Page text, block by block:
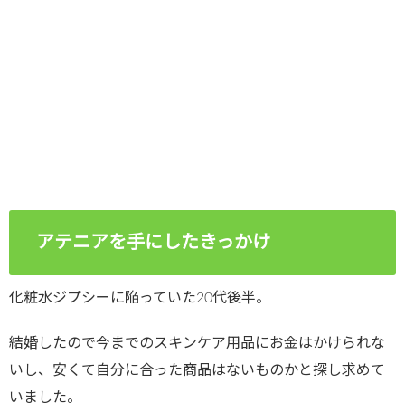
アテニアを手にしたきっかけ
化粧水ジプシーに陥っていた20代後半。
結婚したので今までのスキンケア用品にお金はかけられな
いし、安くて自分に合った商品はないものかと探し求めて
いました。